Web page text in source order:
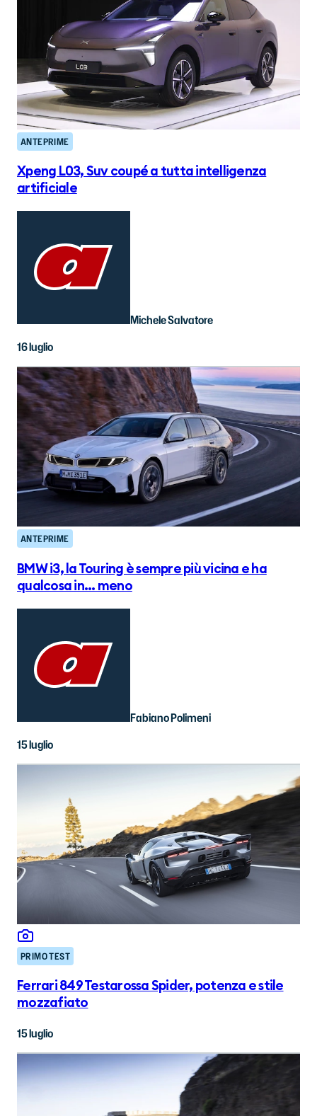
ANTEPRIME
Xpeng L03, Suv coupé a tutta intelligenza
artificiale
Michele Salvatore
16 luglio
ANTEPRIME
BMW i3, la Touring è sempre più vicina e ha
qualcosa in... meno
Fabiano Polimeni
15 luglio
PRIMO TEST
Ferrari 849 Testarossa Spider, potenza e stile
mozzafiato
15 luglio